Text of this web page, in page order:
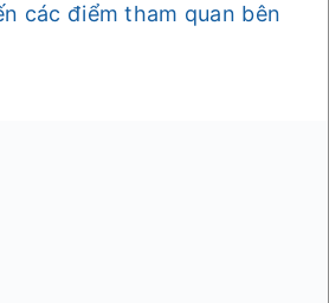
các điểm tham quan bên